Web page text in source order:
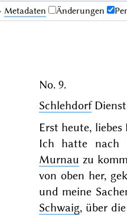
Me­ta­da­ten Änderungen
No. 9.
Schlehdorf
Erst heute,
Ich hatte nach
Murnau zu
von oben her,
und meine
Schwaig, über